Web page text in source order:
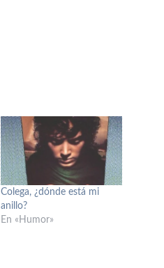
Colega, ¿dónde está mi
anillo?
En «Humor»